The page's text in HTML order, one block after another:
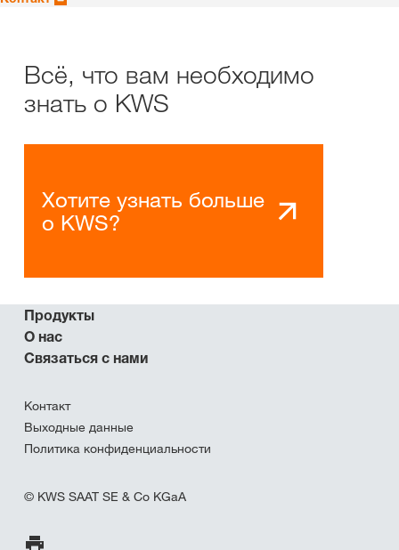
Всё, что вам необходимо
знать о KWS
Хотите узнать больше
о KWS?
Продукты
О нас
Связаться с нами
Контакт
Выходные данные
Политика конфиденциальности
Печать страницы
© KWS SAAT SE & Co KGaA